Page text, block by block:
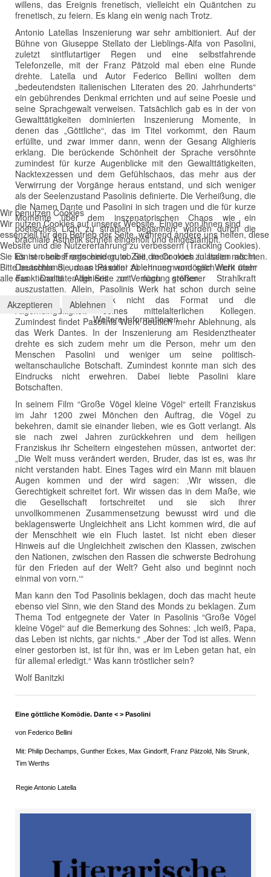
willens, das Ereignis frenetisch, vielleicht ein Quäntchen zu
frenetisch, zu feiern. Es klang ein wenig nach Trotz.
Antonio Latellas Inszenierung war sehr ambitioniert. Auf der
Bühne von Giuseppe Stellato der Lieblings-Alfa von Pasolini,
zuletzt sintflutartiger Regen und eine selbstfahrende
Telefonzelle, mit der Franz Pätzold mal eben eine Runde
drehte. Latella und Autor Federico Bellini wollten dem
„bedeutendsten italienischen Literaten des 20. Jahrhunderts“
ein gebührendes Denkmal errichten und auf seine Poesie und
seine Sprachgewalt verweisen. Tatsächlich gab es in der von
Gewalttätigkeiten dominierten Inszenierung Momente, in
denen das „Göttliche“, das im Titel vorkommt, den Raum
erfüllte, und zwar immer dann, wenn der Gesang Alighieris
erklang. Die berückende Schönheit der Sprache versöhnte
zumindest für kurze Augenblicke mit den Gewalttätigkeiten,
Nacktexzessen und dem Gefühlschaos, das mehr aus der
Verwirrung der Vorgänge heraus entstand, und sich weniger
als der Seelenzustand Pasolinis definierte. Die Verheißung, die
die Namen Dante und Pasolini in sich tragen und die für kurze
Momente über dem inszenatorischen Chaos wie ein
poetisches Licht zu strahlen begannen, wurden durch die
brachiale Ästhetik schnell eingeholt und eingestampft.
Es ist ohne Frage eine gute Zeit, mehr noch in Italien als in
Deutschland, um an Pasolini zu erinnern und sein Werk über
das Dante Alighieris mit noch größerer Strahlkraft
auszustatten. Allein, Pasolinis Werk hat schon durch seine
politische Programmatik nicht das Format und die
Allgemeingültigkeit seines mittelalterlichen Kollegen.
Zumindest findet Pasolinis Werk deutlich mehr Ablehnung, als
das Werk Dantes. In der Inszenierung am Residenztheater
drehte es sich zudem mehr um die Person, mehr um den
Menschen Pasolini und weniger um seine politisch-
weltanschauliche Botschaft. Zumindest konnte man sich des
Eindrucks nicht erwehren. Dabei liebte Pasolini klare
Botschaften.
In seinem Film “Große Vögel kleine Vögel“ erteilt Franziskus
im Jahr 1200 zwei Mönchen den Auftrag, die Vögel zu
bekehren, damit sie einander lieben, wie es Gott verlangt. Als
sie nach zwei Jahren zurückkehren und dem heiligen
Franziskus ihr Scheitern eingestehen müssen, antwortet der:
„Die Welt muss verändert werden, Bruder, das ist es, was ihr
nicht verstanden habt. Eines Tages wird ein Mann mit blauen
Augen kommen und der wird sagen: ‚Wir wissen, die
Gerechtigkeit schreitet fort. Wir wissen das in dem Maße, wie
die Gesellschaft fortschreitet und sie sich ihrer
unvollkommenen Zusammensetzung bewusst wird und die
beklagenswerte Ungleichheit ans Licht kommen wird, die auf
der Menschheit wie ein Fluch lastet. Ist nicht eben dieser
Hinweis auf die Ungleichheit zwischen den Klassen, zwischen
den Nationen, zwischen den Rassen die schwerste Bedrohung
für den Frieden auf der Welt? Geht also und beginnt noch
einmal von vorn.‘“
Man kann den Tod Pasolinis beklagen, doch das macht heute
ebenso viel Sinn, wie den Stand des Monds zu beklagen. Zum
Thema Tod entgegnete der Vater in Pasolinis “Große Vögel
kleine Vögel“ auf die Bemerkung des Sohnes: „Ich weiß, Papa,
das Leben ist nichts, gar nichts.“ „Aber der Tod ist alles. Wenn
einer gestorben ist, ist für ihn, was er im Leben getan hat, ein
für allemal erledigt.“ Was kann tröstlicher sein?
Wolf Banitzki
Eine göttliche Komödie. Dante < > Pasolini
von Federico Bellini
Mit: Philip Dechamps, Gunther Eckes, Max Gindorff, Franz Pätzold, Nils Strunk,
Tim Werths
Regie Antonio Latella
Wir benutzen Cookies
Wir nutzen Cookies auf unserer Website. Einige von ihnen sind
essenziell für den Betrieb der Seite, während andere uns helfen, diese
Website und die Nutzererfahrung zu verbessern (Tracking Cookies).
Sie können selbst entscheiden, ob Sie die Cookies zulassen möchten.
Bitte beachten Sie, dass bei einer Ablehnung womöglich nicht mehr
alle Funktionalitäten der Seite zur Verfügung stehen.
Akzeptieren
Ablehnen
Weitere Informationen